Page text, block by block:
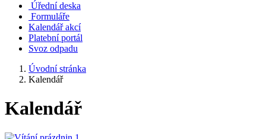
Úřední deska
Formuláře
Kalendář akcí
Platební portál
Svoz odpadu
Úvodní stránka
Kalendář
Kalendář